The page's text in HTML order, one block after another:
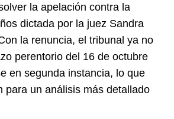
la apelación contra la
dictada por la juez Sandra
la renuncia, el tribunal ya no
perentorio del 16 de octubre
en segunda instancia, lo que
para un análisis más detallado